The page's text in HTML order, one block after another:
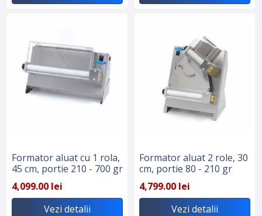
Formator aluat cu 1 rola,
45 cm, portie 210 - 700 gr
4,099.00 lei
Vezi detalii
Formator aluat 2 role, 30
cm, portie 80 - 210 gr
4,799.00 lei
Vezi detalii